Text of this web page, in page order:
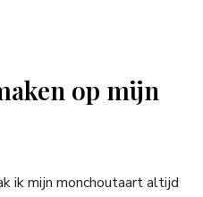
op mijn
ik mijn monchoutaart altijd